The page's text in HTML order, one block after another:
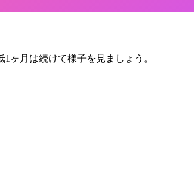
ヶ月は続けて様子を見ましょう。